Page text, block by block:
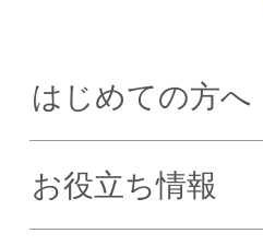
はじめての方へ
お役立ち情報